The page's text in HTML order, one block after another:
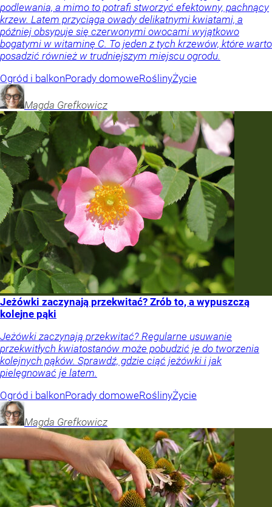
podlewania, a mimo to potrafi stworzyć efektowny, pachnący
krzew. Latem przyciąga owady delikatnymi kwiatami, a
później obsypuje się czerwonymi owocami wyjątkowo
bogatymi w witaminę C. To jeden z tych krzewów, które warto
posadzić również w trudniejszym miejscu ogrodu.
Ogród i balkonPorady domoweRoślinyŻycie
Magda Grefkowicz
Jeżówki zaczynają przekwitać? Zrób to, a wypuszczą
kolejne pąki
Jeżówki zaczynają przekwitać? Regularne usuwanie
przekwitłych kwiatostanów może pobudzić je do tworzenia
kolejnych pąków. Sprawdź, gdzie ciąć jeżówki i jak
pielęgnować je latem.
Ogród i balkonPorady domoweRoślinyŻycie
Magda Grefkowicz